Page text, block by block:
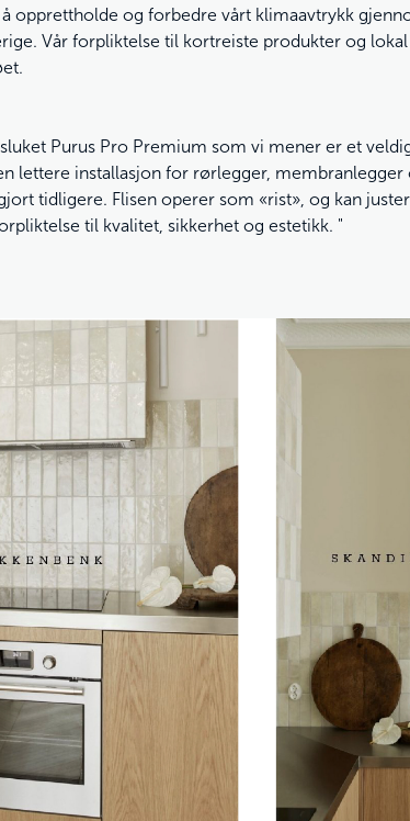
å opprettholde og forbedre vårt klimaavtrykk
Vår forpliktelse til kortreiste produkter og
Purus Pro Premium som vi mener er et
lettere installasjon for rørlegger,
tidligere. Flisen operer som «rist», og kan
til kvalitet, sikkerhet og estetikk. "